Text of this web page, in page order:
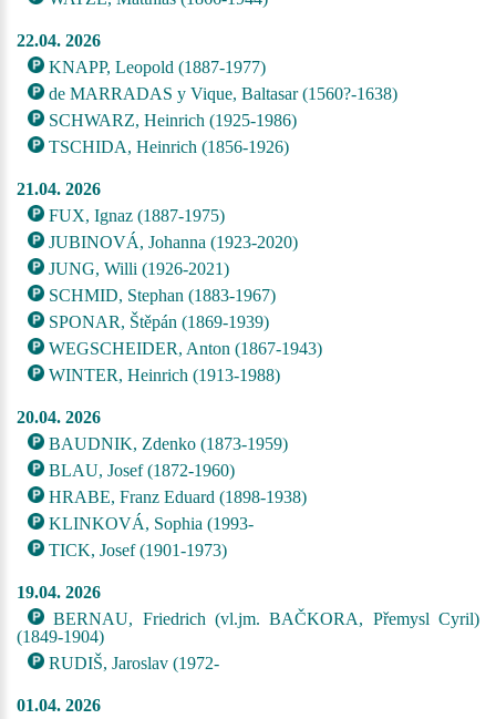
22.04. 2026
KNAPP, Leopold (1887-1977)
de MARRADAS y Vique, Baltasar (1560?-1638)
SCHWARZ, Heinrich (1925-1986)
TSCHIDA, Heinrich (1856-1926)
21.04. 2026
FUX, Ignaz (1887-1975)
JUBINOVÁ, Johanna (1923-2020)
JUNG, Willi (1926-2021)
SCHMID, Stephan (1883-1967)
SPONAR, Štěpán (1869-1939)
WEGSCHEIDER, Anton (1867-1943)
WINTER, Heinrich (1913-1988)
20.04. 2026
BAUDNIK, Zdenko (1873-1959)
BLAU, Josef (1872-1960)
HRABE, Franz Eduard (1898-1938)
KLINKOVÁ, Sophia (1993-
TICK, Josef (1901-1973)
19.04. 2026
BERNAU, Friedrich (vl.jm. BAČKORA, Přemysl Cyril)
(1849-1904)
RUDIŠ, Jaroslav (1972-
01.04. 2026